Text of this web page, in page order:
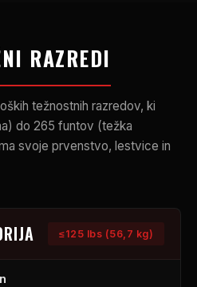
RAZREDI
težnostnih razredov, ki
do 265 funtov (težka
svoje prvenstvo, lestvice in
≤125 lbs (56,7 kg)